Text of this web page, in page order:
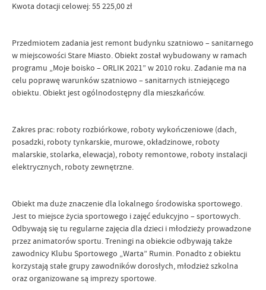
Kwota dotacji celowej: 55 225,00 zł
Przedmiotem zadania jest remont budynku szatniowo – sanitarnego
w miejscowości Stare Miasto. Obiekt został wybudowany w ramach
programu „Moje boisko – ORLIK 2021” w 2010 roku. Zadanie ma na
celu poprawę warunków szatniowo – sanitarnych istniejącego
obiektu. Obiekt jest ogólnodostępny dla mieszkańców.
Zakres prac: roboty rozbiórkowe, roboty wykończeniowe (dach,
posadzki, roboty tynkarskie, murowe, okładzinowe, roboty
malarskie, stolarka, elewacja), roboty remontowe, roboty instalacji
elektrycznych, roboty zewnętrzne.
Obiekt ma duże znaczenie dla lokalnego środowiska sportowego.
Jest to miejsce życia sportowego i zajęć edukcyjno – sportowych.
Odbywają się tu regularne zajęcia dla dzieci i młodzieży prowadzone
przez animatorów sportu. Treningi na obiekcie odbywają także
zawodnicy Klubu Sportowego „Warta” Rumin. Ponadto z obiektu
korzystają stałe grupy zawodników dorosłych, młodzież szkolna
oraz organizowane są imprezy sportowe.